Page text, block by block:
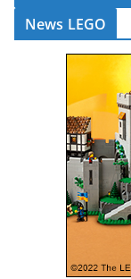
News LEGO